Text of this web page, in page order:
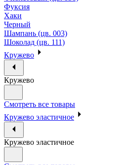
Фуксия
Хаки
Черный
Шампань (цв. 003)
Шоколад (цв. 111)
Кружево
Кружево
Смотреть все товары
Кружево эластичное
Кружево эластичное